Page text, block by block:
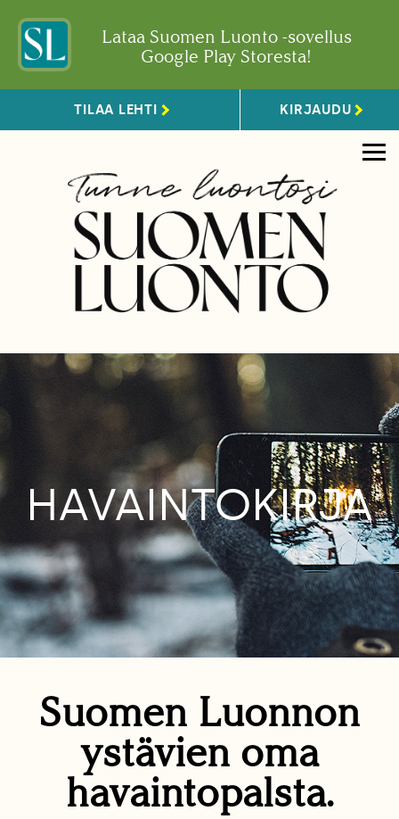
Lataa Suomen Luonto -sovellus
Google Play Storesta!
TILAA LEHTI KIRJAUDU
HAVAINTOKIRJA
Suomen Luonnon
ystävien oma
havaintopalsta.